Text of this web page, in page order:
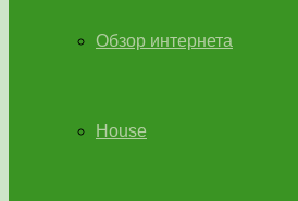
Обзор интернета
House